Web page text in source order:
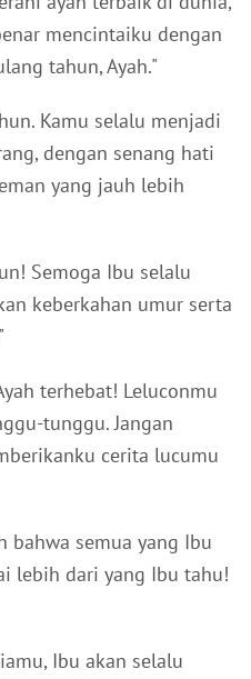
mencintaiku dengan
tahun, Ayah."
Kamu selalu menjadi
dengan senang hati
yang jauh lebih
Semoga Ibu selalu
keberkahan umur serta
terhebat! Leluconmu
tunggu. Jangan
cerita lucumu
bahwa semua yang Ibu
lebih dari yang Ibu tahu!
Ibu akan selalu